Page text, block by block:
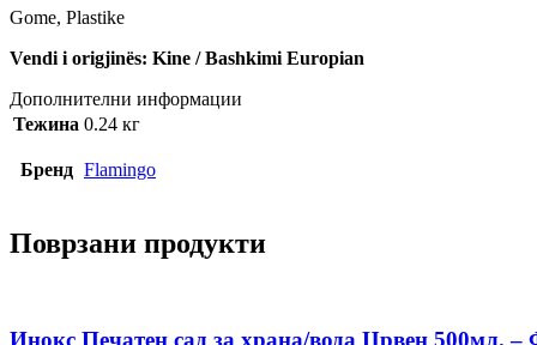
Gome, Plastike
Vendi i origjinës: Kine / Bashkimi Europian
Дополнителни информации
Тежина 0.24 кг
Бренд Flamingo
Поврзани продукти